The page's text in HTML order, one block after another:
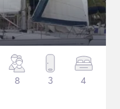
8 3 4